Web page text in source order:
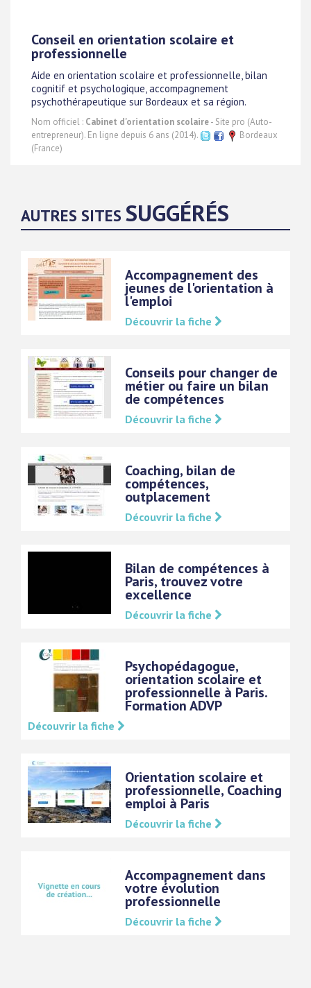
Conseil en orientation scolaire et
professionnelle
Aide en orientation scolaire et professionnelle, bilan
cognitif et psychologique, accompagnement
psychothérapeutique sur Bordeaux et sa région.
Nom officiel : Cabinet d'orientation scolaire- Site pro (Auto-
entrepreneur). En ligne depuis 6 ans (2014).
Bordeaux
(France)
AUTRES SITES SUGGÉRÉS
Accompagnement des
jeunes de l'orientation à
l'emploi
Découvrir la fiche
Conseils pour changer de
métier ou faire un bilan
de compétences
Découvrir la fiche
Coaching, bilan de
compétences,
outplacement
Découvrir la fiche
Bilan de compétences à
Paris, trouvez votre
excellence
Découvrir la fiche
Psychopédagogue,
orientation scolaire et
professionnelle à Paris.
Formation ADVP
Découvrir la fiche
Orientation scolaire et
professionnelle, Coaching
emploi à Paris
Découvrir la fiche
Accompagnement dans
votre évolution
professionnelle
Découvrir la fiche